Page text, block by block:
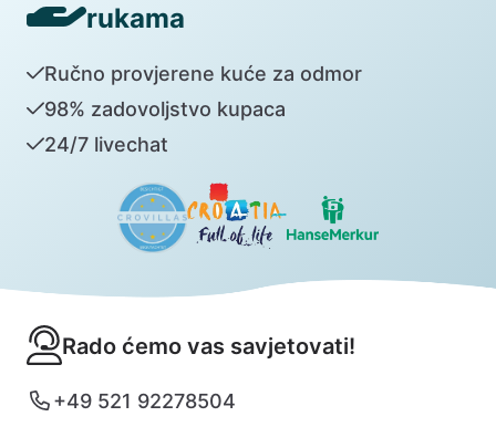
rukama
Ručno provjerene kuće za odmor
98% zadovoljstvo kupaca
24/7 livechat
Rado ćemo vas savjetovati!
+49 521 92278504